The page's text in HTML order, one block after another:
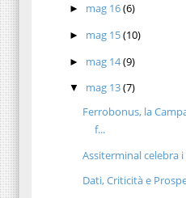
► mag 16(6)
► mag 15(10)
► mag 14(9)
▼ mag 13(7)
Ferrobonus, la
f...
Assiterminal celebra
Dati, Criticità e